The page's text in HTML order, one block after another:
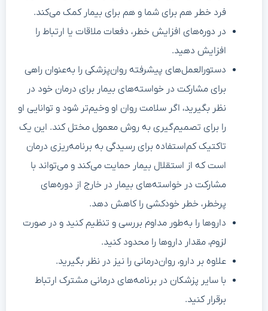
فرد خطر هم برای شما و هم برای بیمار کمک می‌کند.
در دوره‌های افزایش خطر، دفعات ملاقات یا ارتباط را
افزایش دهید.
دستورالعمل‌های پیشرفته روان‌پزشکی را به‌عنوان راهی
برای مشارکت در خواسته‌های بیمار برای درمان خود در
نظر بگیرید، اگر سلامت روان او وخیم‌تر شود و توانایی او
را برای تصمیم‌گیری به روش معمول مختل کند. این یک
تاکتیک کم‌استفاده برای رسیدگی به برنامه‌ریزی درمان
است که از استقلال بیمار حمایت می‌کند و می‌تواند با
مشارکت در خواسته‌های بیمار در خارج از دوره‌های
پرخطر، خطر خودکشی را کاهش دهد.
داروها را به‌طور مداوم بررسی و تنظیم کنید و در صورت
لزوم، مقدار داروها را محدود کنید.
علاوه بر دارو، روان‌درمانی را نیز در نظر بگیرید.
با سایر پزشکان در برنامه‌های درمانی مشترک ارتباط
برقرار کنید.